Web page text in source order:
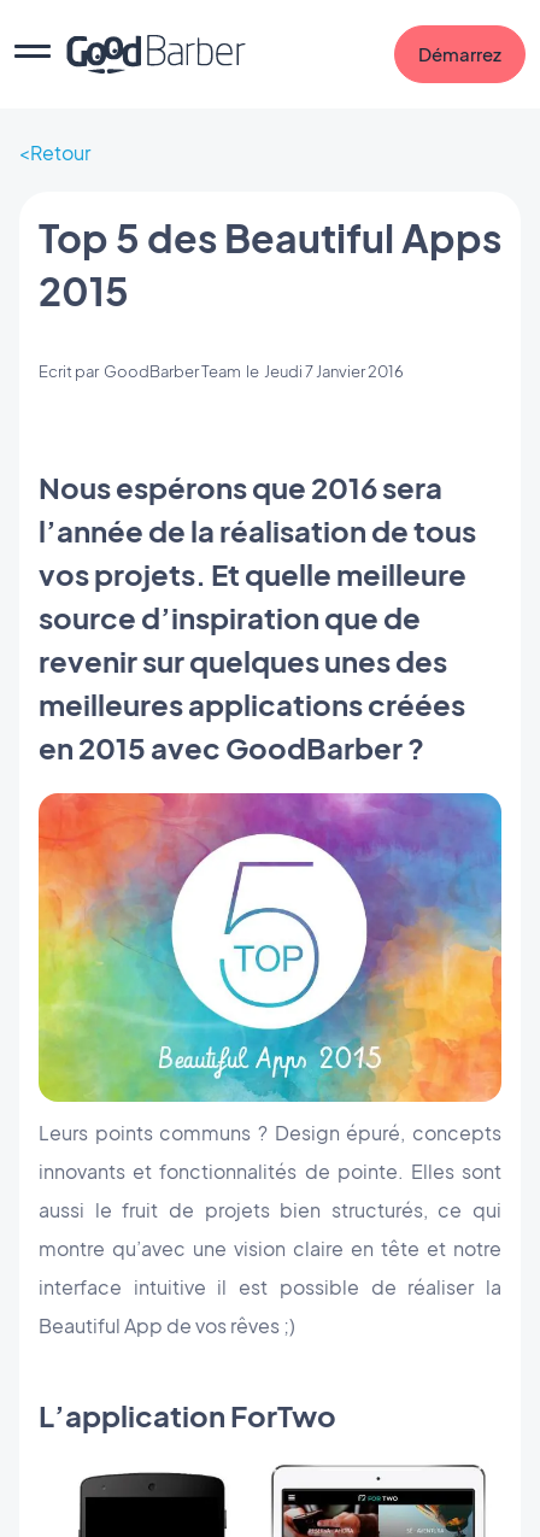
Démarrez
Retour
Top 5 des Beautiful Apps
2015
Ecrit par GoodBarber Team le Jeudi 7 Janvier 2016
Nous espérons que 2016 sera
l’année de la réalisation de tous
vos projets. Et quelle meilleure
source d’inspiration que de
revenir sur quelques unes des
meilleures applications créées
en 2015 avec GoodBarber ?
Leurs points communs ? Design épuré, concepts
innovants et fonctionnalités de pointe. Elles sont
aussi le fruit de projets bien structurés, ce qui
montre qu’avec une vision claire en tête et notre
interface intuitive il est possible de réaliser la
Beautiful App de vos rêves ;)
L’application ForTwo